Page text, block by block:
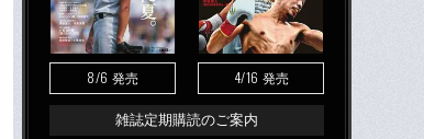
8/6 発売 4/16 発売
雑誌定期購読のご案内